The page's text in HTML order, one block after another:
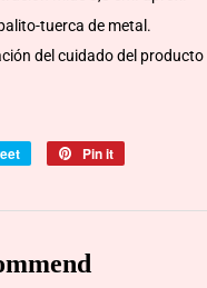
tuerca de metal.
del cuidado del producto
Tweet
Pin it